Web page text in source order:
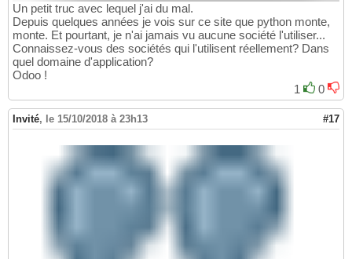
Un petit truc avec lequel j'ai du mal.
Depuis quelques années je vois sur ce site que python monte,
monte. Et pourtant, je n'ai jamais vu aucune société l'utiliser...
Connaissez-vous des sociétés qui l'utilisent réellement? Dans
quel domaine d'application?
Odoo !
1
0
Invité, le 15/10/2018 à 23h13 #17